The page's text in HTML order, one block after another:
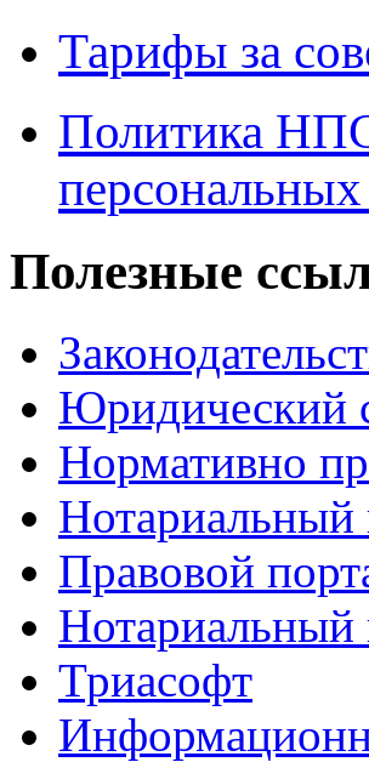
Тарифы за
Политика
Полезные
Юридический
Нормативно
Нотариальный
Правовой
Нотариальный
Триасофт